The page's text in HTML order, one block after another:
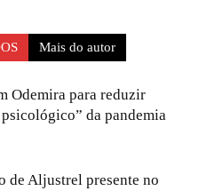
Mais do autor
Odemira para reduzir
da pandemia
de Aljustrel presente no